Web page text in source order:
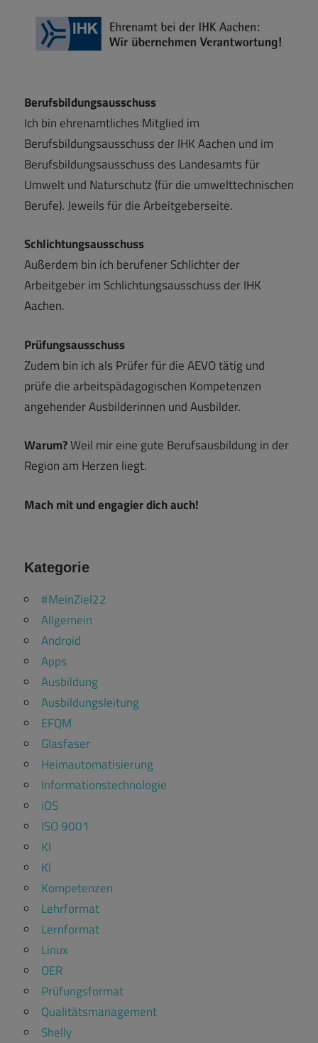
Berufsbildungsausschuss
Ich bin ehrenamtliches Mitglied im
Berufsbildungsausschuss der IHK Aachen und im
Berufsbildungsausschuss des Landesamts für
Umwelt und Naturschutz (für die umwelttechnischen
Berufe). Jeweils für die Arbeitgeberseite.
Schlichtungsausschuss
Außerdem bin ich berufener Schlichter der
Arbeitgeber im Schlichtungsausschuss der IHK
Aachen.
Prüfungsausschuss
Zudem bin ich als Prüfer für die AEVO tätig und
prüfe die arbeitspädagogischen Kompetenzen
angehender Ausbilderinnen und Ausbilder.
Warum?Weil mir eine gute Berufsausbildung in der
Region am Herzen liegt.
Mach mit und engagier dich auch!
Kategorie
#MeinZiel22
Allgemein
Android
Apps
Ausbildung
Ausbildungsleitung
EFQM
Glasfaser
Heimautomatisierung
Informationstechnologie
iOS
ISO 9001
KI
KI
Kompetenzen
Lehrformat
Lernformat
Linux
OER
Prüfungsformat
Qualitätsmanagement
Shelly